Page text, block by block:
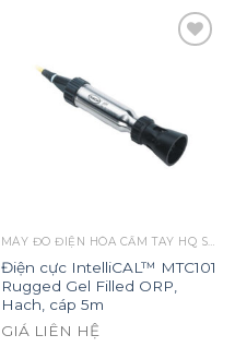
MÁY ĐO ĐIỆN HÓA CẦM TAY HQ SERIES & ĐIỆN CỰC INTELLCAL
Điện cực IntelliCAL™ MTC101
Rugged Gel Filled ORP,
Hach, cáp 5m
GIÁ LIÊN HỆ